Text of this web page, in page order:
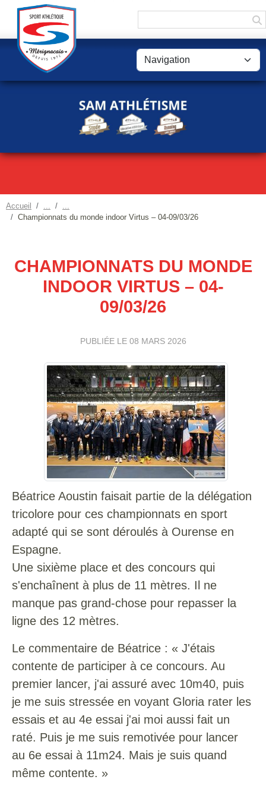
Accueil
Championnats du monde indoor Virtus – 04-09/03/26
CHAMPIONNATS DU MONDE
INDOOR VIRTUS – 04-
09/03/26
PUBLIÉE LE 08 MARS 2026
Béatrice Aoustin faisait partie de la délégation
tricolore pour ces championnats en sport
adapté qui se sont déroulés à Ourense en
Espagne.
Une sixième place et des concours qui
s'enchaînent à plus de 11 mètres. Il ne
manque pas grand-chose pour repasser la
ligne des 12 mètres.
Le commentaire de Béatrice : « J'étais
contente de participer à ce concours. Au
premier lancer, j'ai assuré avec 10m40, puis
je me suis stressée en voyant Gloria rater les
essais et au 4e essai j'ai moi aussi fait un
raté. Puis je me suis remotivée pour lancer
au 6e essai à 11m24. Mais je suis quand
même contente. »
Panneau de gestion des cookies